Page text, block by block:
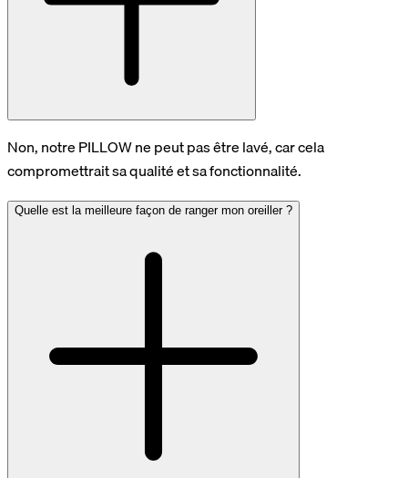
Non, notre PILLOW ne peut pas être lavé, car cela
compromettrait sa qualité et sa fonctionnalité.
Quelle est la meilleure façon de ranger mon oreiller ?